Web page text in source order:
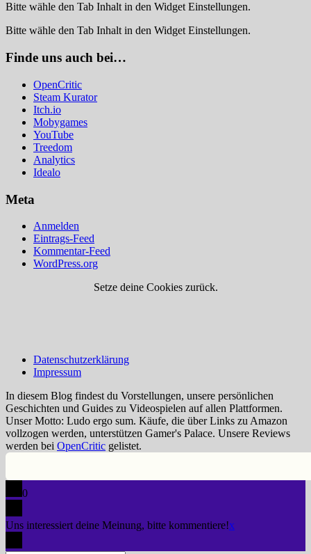
Bitte wähle den Tab Inhalt in den Widget Einstellungen.
Bitte wähle den Tab Inhalt in den Widget Einstellungen.
Finde uns auch bei…
OpenCritic
Steam Kurator
Itch.io
Mobygames
YouTube
Treedom
Analytics
Idealo
Meta
Anmelden
Eintrags-Feed
Kommentar-Feed
WordPress.org
Setze deine Cookies zurück.
Datenschutzerklärung
Impressum
In diesem Blog findest du Vorstellungen, unsere persönlichen
Geschichten und Guides zu Videospielen auf allen Plattformen.
Unser Motto: Ludo ergo sum. Käufe, die über Links zu Amazon
vollzogen werden, unterstützen Gamer's Palace. Unsere Reviews
werden bei OpenCritic gelistet.
0
Uns interessiert deine Meinung, bitte kommentiere!x